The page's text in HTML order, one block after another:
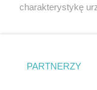
Zasady
charakterystykę
zmienić/wycofać
PARTNERZY